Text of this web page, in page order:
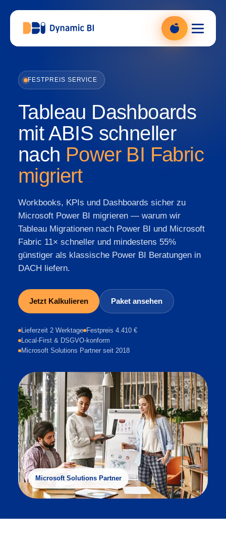
DBI Analytics — Power BI Beratung, zur Startseite
FESTPREIS SERVICE
Tableau Dashboards
mit ABIS schneller
nach Power BI Fabric
migriert
Workbooks, KPIs und Dashboards sicher zu
Microsoft Power BI migrieren — warum wir
Tableau Migrationen nach Power BI und Microsoft
Fabric 11× schneller und mindestens 55%
günstiger als klassische Power BI Beratungen in
DACH liefern.
Jetzt Kalkulieren Paket ansehen
Lieferzeit 2 Werktage Festpreis 4.410 €
Local-First & DSGVO-konform
Microsoft Solutions Partner seit 2018
Microsoft Solutions Partner